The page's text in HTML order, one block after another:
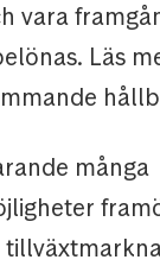
vara
Läs
många